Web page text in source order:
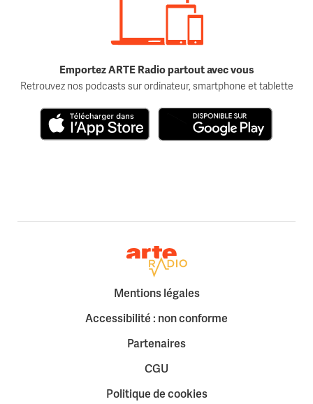
Emportez ARTE Radio partout avec vous
Retrouvez nos podcasts sur ordinateur, smartphone et tablette
Retour à la page d'accueil
Mentions légales
Accessibilité : non conforme
Partenaires
CGU
Politique de cookies